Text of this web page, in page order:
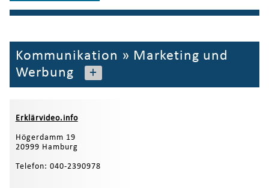
Kommunikation » Marketing und
Werbung
+
Erklärvideo.info
Högerdamm 19
20999 Hamburg
Telefon: 040-2390978